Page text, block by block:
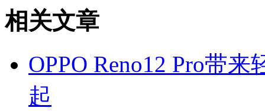
相关文章
OPPO Reno12 Pro带
起